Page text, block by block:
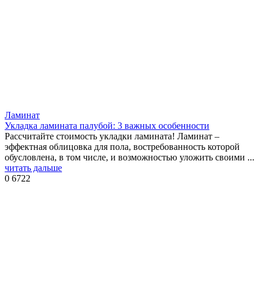
Ламинат
Укладка ламината палубой: 3 важных особенности
Рассчитайте стоимость укладки ламината! Ламинат –
эффектная облицовка для пола, востребованность которой
обусловлена, в том числе, и возможностью уложить своими ...
читать дальше
0 6722